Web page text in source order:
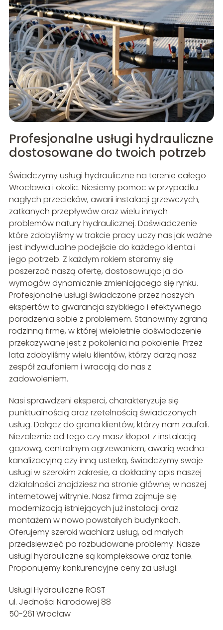
Profesjonalne usługi hydrauliczne
dostosowane do twoich potrzeb
Świadczymy usługi hydrauliczne na terenie całego
Wrocławia i okolic. Niesiemy pomoc w przypadku
nagłych przecieków, awarii instalacji grzewczych,
zatkanych przepływów oraz wielu innych
problemów natury hydraulicznej. Doświadczenie
które zdobyliśmy w trakcie pracy uczy nas jak ważne
jest indywidualne podejście do każdego klienta i
jego potrzeb. Z każdym rokiem staramy się
poszerzać naszą ofertę, dostosowując ja do
wymogów dynamicznie zmieniającego się rynku.
Profesjonalne usługi świadczone przez naszych
ekspertów to gwarancja szybkiego i efektywnego
poradzenia sobie z problemem. Stanowimy zgraną
rodzinną firmę, w której wieloletnie doświadczenie
przekazywane jest z pokolenia na pokolenie. Przez
lata zdobyliśmy wielu klientów, którzy darzą nasz
zespół zaufaniem i wracają do nas z
zadowoleniem.
Nasi sprawdzeni eksperci, charakteryzuje się
punktualnością oraz rzetelnością świadczonych
usług. Dołącz do grona klientów, którzy nam zaufali.
Niezależnie od tego czy masz kłopot z instalacją
gazową, centralnym ogrzewaniem, awarią wodno-
kanalizacyjną czy inną usterką, świadczymy swoje
usługi w szerokim zakresie, a dokładny opis naszej
działalności znajdziesz na stronie głównej w naszej
internetowej witrynie. Nasz firma zajmuje się
modernizacją istniejących już instalacji oraz
montażem w nowo powstałych budynkach.
Oferujemy szeroki wachlarz usług, od małych
przedsięwzięć po rozbudowane problemy. Nasze
usługi hydrauliczne są kompleksowe oraz tanie.
Proponujemy konkurencyjne ceny za usługi.
Usługi Hydrauliczne ROST
ul. Jedności Narodowej 88
50-261 Wrocław